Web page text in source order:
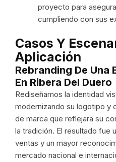
proyecto para
cumpliendo con sus
Casos Y
Aplicación
Rebranding De Una
En Ribera Del Duero
Rediseñamos la identidad
modernizando su logotipo y
de marca que reflejara su
la tradición. El resultado fue
ventas y un mayor
mercado nacional e